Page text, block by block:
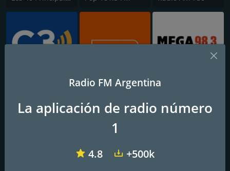
Radio FM Argentina
La aplicación de radio número
1
4.8 +500k